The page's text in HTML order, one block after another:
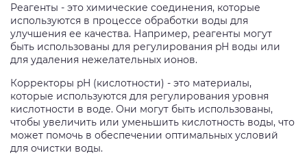
Реагенты - это химические соединения, которые
используются в процессе обработки воды для
улучшения ее качества. Например, реагенты могут
быть использованы для регулирования pH воды или
для удаления нежелательных ионов.
Корректоры pH (кислотности) - это материалы,
которые используются для регулирования уровня
кислотности в воде. Они могут быть использованы,
чтобы увеличить или уменьшить кислотность воды, что
может помочь в обеспечении оптимальных условий
для очистки воды.